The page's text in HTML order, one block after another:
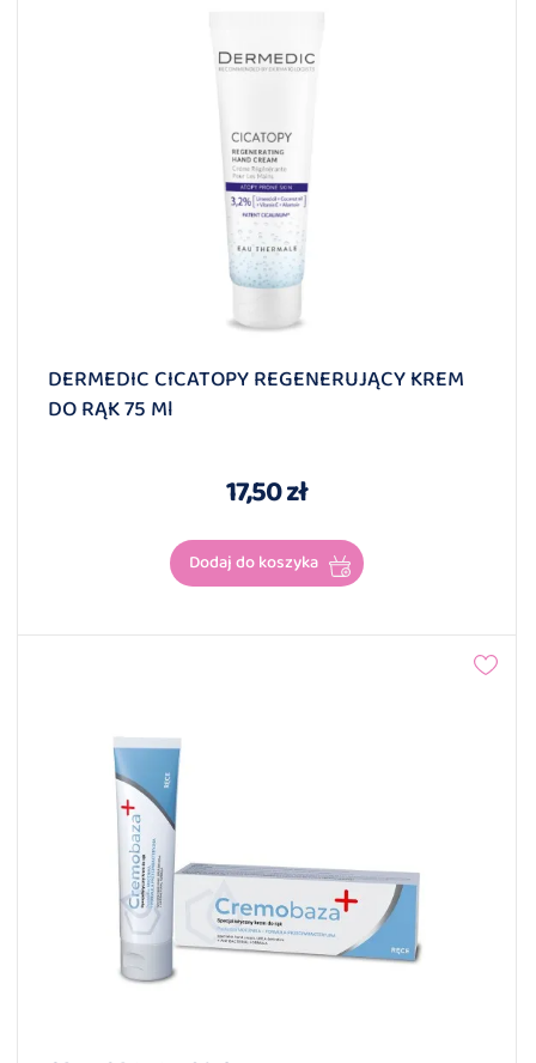
DERMEDIC CICATOPY REGENERUJĄCY KREM
DO RĄK 75 Ml
17,50 zł
Dodaj do koszyka